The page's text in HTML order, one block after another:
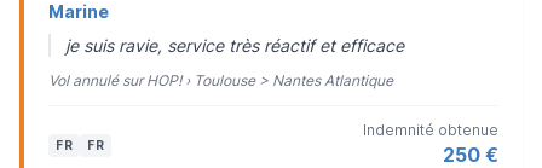
Marine
je suis ravie, service très réactif et efficace
Vol annulé sur HOP! › Toulouse > Nantes Atlantique
FR FR
Indemnité obtenue
250 €